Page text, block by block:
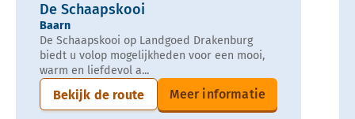
De Schaapskooi
Baarn
De Schaapskooi op Landgoed Drakenburg
biedt u volop mogelijkheden voor een mooi,
warm en liefdevol a...
Bekijk de route Meer informatie